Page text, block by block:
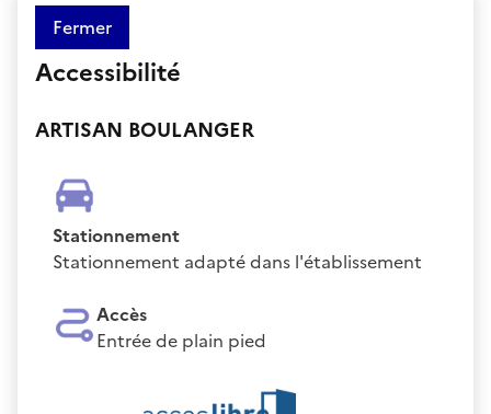
Fermer
Accessibilité
ARTISAN BOULANGER
Stationnement
Stationnement adapté dans l'établissement
Accès
Entrée de plain pied